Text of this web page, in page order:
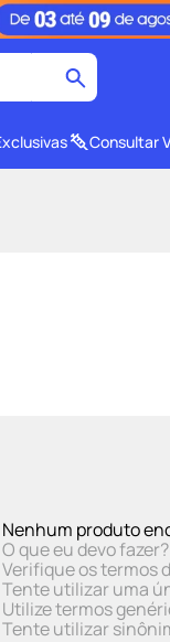
Consultar
Nenhum produto
O que eu devo fazer?
Verifique os termos
Tente utilizar uma
Utilize termos
Tente utilizar